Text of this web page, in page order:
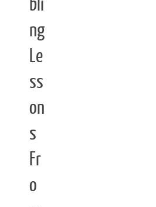
bli
ng
Le
ss
on
s
Fr
o